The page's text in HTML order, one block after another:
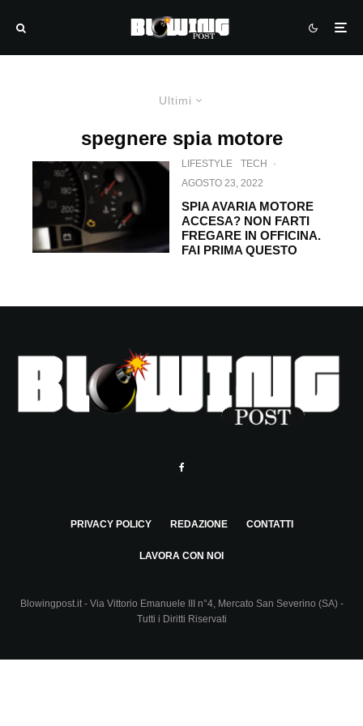
Ultimi
spegnere spia motore
LIFESTYLE TECH
·
AGOSTO 23, 2022
SPIA AVARIA MOTORE
ACCESA? NON FARTI
FREGARE IN OFFICINA.
FAI PRIMA QUESTO
PRIVACY POLICY REDAZIONE CONTATTI
LAVORA CON NOI
Blowingpost.it - Via Vittorio Emanuele III n°4, Mercato San Severino (SA) -
Tutti i Diritti Riservati